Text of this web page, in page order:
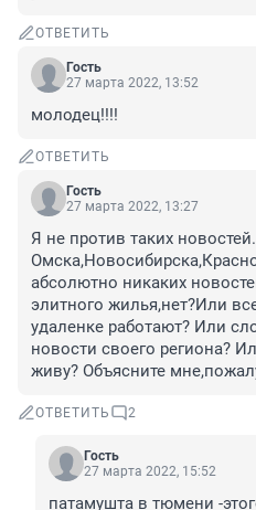
ОТВЕТИТЬ
Гость
27 марта 2022, 13:52
молодец!!!!
ОТВЕТИТЬ
Гость
27 марта 2022, 13:27
Я не против таких
абсолютно никаких
элитного жилья,нет?Или
удаленке работают? Или
новости своего региона?
живу? Объясните
ОТВЕТИТЬ 2
Гость
27 марта 2022, 15:52
патамушта в тюмени -